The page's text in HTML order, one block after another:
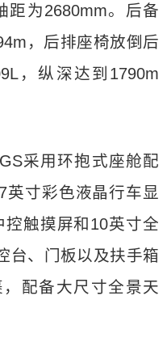
距为2680mm。后备
，后排座椅放倒后
，纵深达到1790m
采用环抱式座舱配
英寸彩色液晶行车显
触摸屏和10英寸全
台、门板以及扶手箱
配备大尺寸全景天